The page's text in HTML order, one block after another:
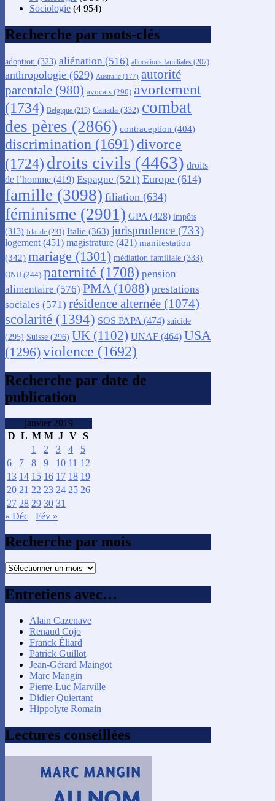
Sociologie (4 954)
Recherche par mots-clés
adoption (323) aliénation (516) allocations familiales (207)
anthropologie (629) Australie (177) autorité
parentale (980) avocats (290) avortement
(1734) Belgique (213) Canada (332) combat
des pères (2866) contraception (404)
discrimination (1691) divorce
(1724) droits civils (4463) droits
de l’homme (419) Espagne (521) Europe (614)
famille (3098) filiation (634)
féminisme (2901) GPA (428) impôts
(313) Irlande (231) Italie (363) jurisprudence (733)
logement (451) magistrature (421) manifestation
(342) mariage (1301) médiation familiale (333)
ONU (244) paternité (1708) pension
alimentaire (576) PMA (1088) prestations
sociales (571) résidence alternée (1074)
scolarité (1394) SOS PAPA (474) suicide
(295) Suisse (296) UK (1102) UNAF (464) USA
(1296)violence (1692)
Recherche par date de
publication
janvier 2019
D L M M J V S
1
2 3 4
5
6
7 8 9 10 11 12
13 14 15 16 17 18 19
20 21 22 23 24 25 26
27 28 29 30 31
« Déc
Fév »
Recherche par mois
Recherche
mois
Entretiens avec…
Alain Cazenave
Renaud Cojo
Franck Éliard
Patrick Guillot
Jean-Gérard Maingot
Marc Mangin
Pierre-Luc Marville
Didier Quiertant
Hippolyte Romain
Lectures conseillées